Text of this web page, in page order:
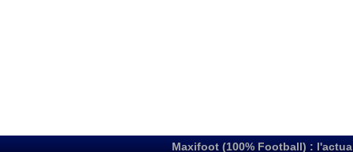
Maxifoot (100% Football) :